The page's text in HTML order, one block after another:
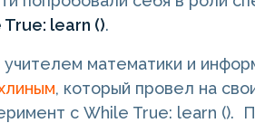
True: learn ().
учителем математики и
, который провел на
с While True: learn ().